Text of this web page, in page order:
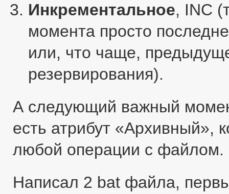
Инкрементальное, INC
момента просто
или, что чаще,
резервирования).
А следующий важный
есть атрибут «Архивный»,
любой операции с файлом.
Написал 2 bat файла,